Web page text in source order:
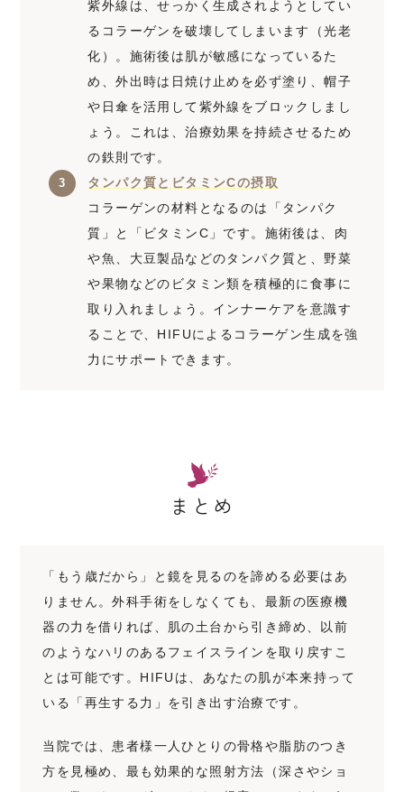
紫外線は、せっかく生成されようとしてい
るコラーゲンを破壊してしまいます（光老
化）。施術後は肌が敏感になっているた
め、外出時は日焼け止めを必ず塗り、帽子
や日傘を活用して紫外線をブロックしまし
ょう。これは、治療効果を持続させるため
の鉄則です。
タンパク質とビタミンCの摂取
コラーゲンの材料となるのは「タンパク
質」と「ビタミンC」です。施術後は、肉
や魚、大豆製品などのタンパク質と、野菜
や果物などのビタミン類を積極的に食事に
取り入れましょう。インナーケアを意識す
ることで、HIFUによるコラーゲン生成を強
力にサポートできます。
まとめ
「もう歳だから」と鏡を見るのを諦める必要はあ
りません。外科手術をしなくても、最新の医療機
器の力を借りれば、肌の土台から引き締め、以前
のようなハリのあるフェイスラインを取り戻すこ
とは可能です。HIFUは、あなたの肌が本来持って
いる「再生する力」を引き出す治療です。
当院では、患者様一人ひとりの骨格や脂肪のつき
方を見極め、最も効果的な照射方法（深さやショ